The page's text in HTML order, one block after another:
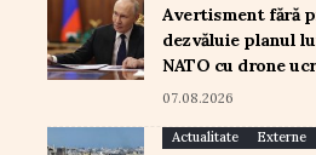
Avertisment fără
dezvăluie planul
NATO cu drone
07.08.2026
Actualitate Externe